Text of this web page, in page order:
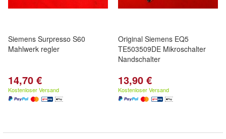
Siemens Surpresso S60
Mahlwerk regler
14,70 €
Kostenloser Versand
Original Siemens EQ5
TE503509DE Mikroschalter
Nandschalter
13,90 €
Kostenloser Versand